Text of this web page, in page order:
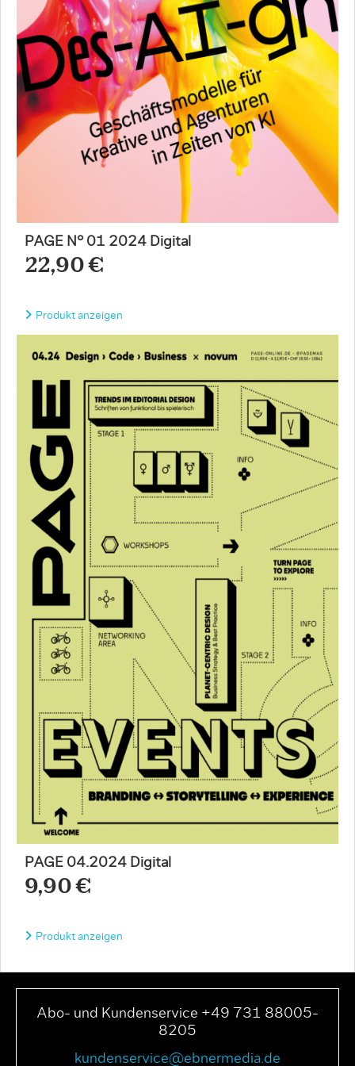
PAGE N° 01 2024 Digital
22,90 €
Produkt anzeigen
PAGE 04.2024 Digital
9,90 €
Produkt anzeigen
Abo- und Kundenservice +49 731 88005-
8205
kundenservice@ebnermedia.de